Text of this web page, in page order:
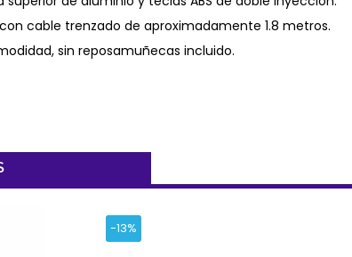
cable trenzado de aproximadamente 1.8 metros.
sin reposamuñecas incluido.
-13%